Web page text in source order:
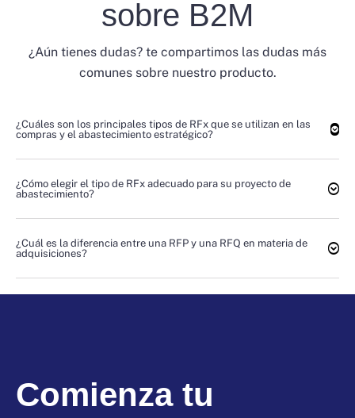
sobre B2M
¿Aún tienes dudas? te compartimos las dudas más
comunes sobre nuestro producto.
¿Cuáles son los principales tipos de RFx que se utilizan en las
compras y el abastecimiento estratégico?
¿Cómo elegir el tipo de RFx adecuado para su proyecto de
abastecimiento?
¿Cuál es la diferencia entre una RFP y una RFQ en materia de
adquisiciones?
Comienza tu